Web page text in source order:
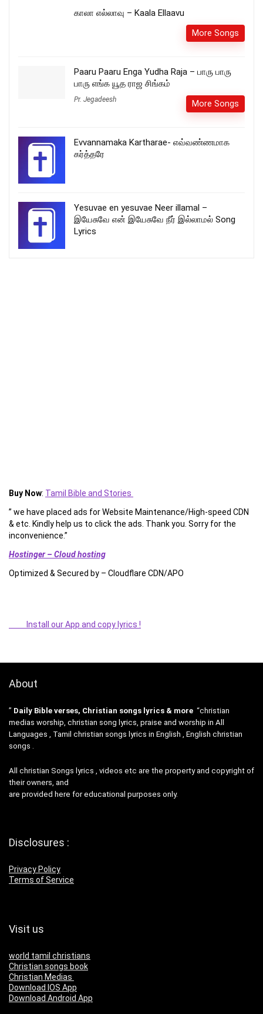
காலா எல்லாவு – Kaala Ellaavu
More Songs
Paaru Paaru Enga Yudha Raja – பாரு பாரு
பாரு எங்க யூத ராஜ சிங்கம்
Pr. Jegadeesh More Songs
Evvannamaka Kartharae- எவ்வண்ணமாக
கர்த்தரே
Yesuvae en yesuvae Neer illamal –
இயேசுவே என் இயேசுவே நீர் இல்லாமல் Song
Lyrics
Buy Now: Tamil Bible and Stories
” we have placed ads for Website Maintenance/High-speed CDN
& etc. Kindly help us to click the ads. Thank you. Sorry for the
inconvenience.”
Hostinger – Cloud hosting
Optimized & Secured by – Cloudflare CDN/APO
Install our App and copy lyrics !
About
” Daily Bible verses, Christian songs lyrics & more “christian
medias worship, christian song lyrics, praise and worship in All
Languages , Tamil christian songs lyrics in English , English christian
songs .
All christian Songs lyrics , videos etc are the property and copyright of
their owners, and
are provided here for educational purposes only.
Disclosures :
Privacy Policy
Terms of Service
Visit us
world tamil christians
Christian songs book
Christian Medias
Download IOS App
Download Android App